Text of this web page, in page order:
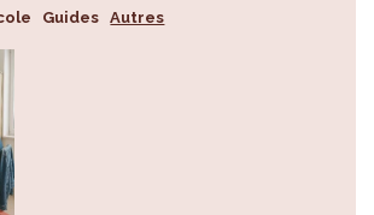
Guides Autres